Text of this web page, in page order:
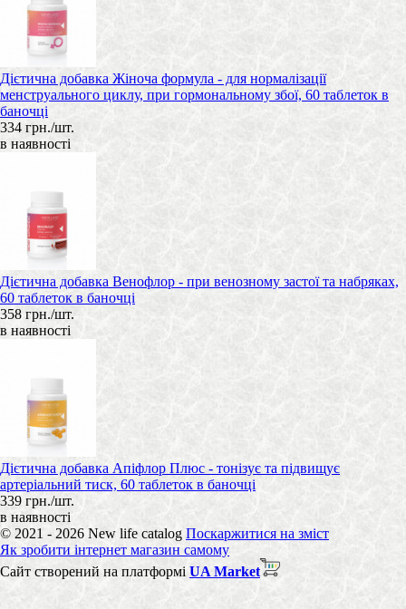
Дієтична добавка Жіноча формула - для нормалізації
менструального циклу, при гормональному збої, 60 таблеток в
баночці
334 грн./шт.
в наявності
Дієтична добавка Венофлор - при венозному застої та набряках,
60 таблеток в баночці
358 грн./шт.
в наявності
Дієтична добавка Апіфлор Плюс - тонізує та підвищує
артеріальний тиск, 60 таблеток в баночці
339 грн./шт.
в наявності
© 2021 - 2026 New life catalog Поскаржитися на зміст
Як зробити інтернет магазин самому
Сайт створений на платформі UA Market